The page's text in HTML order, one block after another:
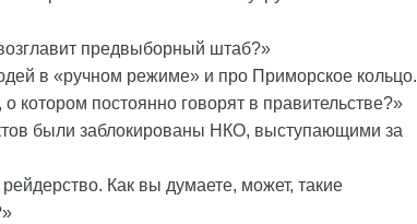
предвыборный штаб?»
в «ручном режиме» и про Приморское кольцо.
котором постоянно говорят в правительстве?»
были заблокированы НКО, выступающими за
Как вы думаете, может, такие